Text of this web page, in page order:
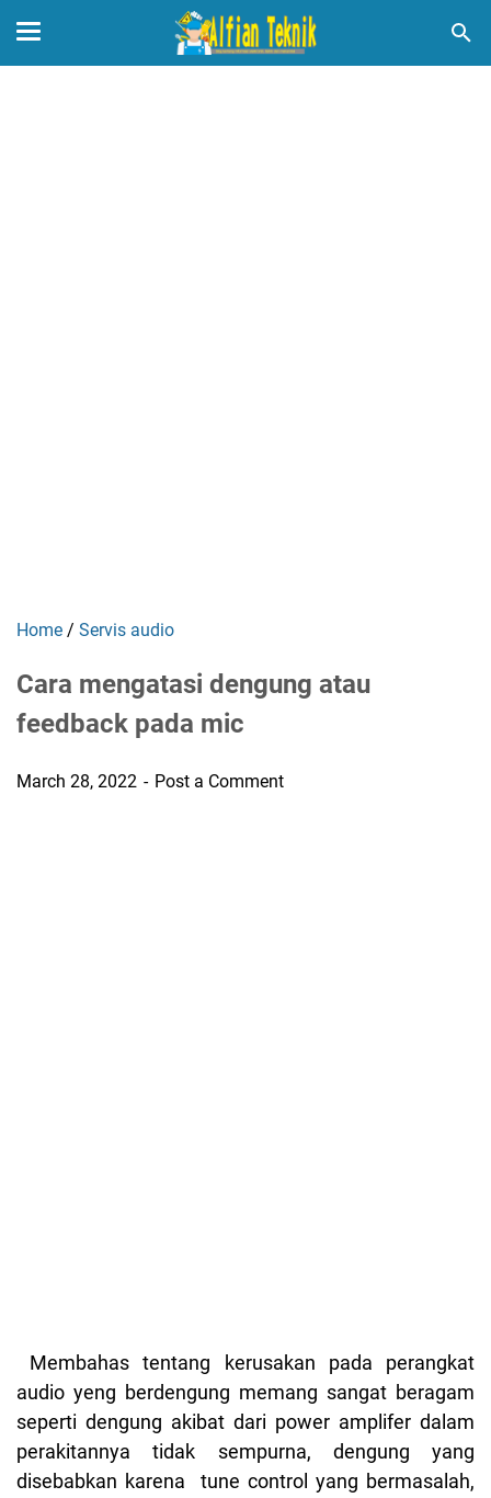
Home / Servis audio
Cara mengatasi dengung atau
feedback pada mic
March 28, 2022 Post a Comment
Membahas tentang kerusakan pada perangkat
audio yeng berdengung memang sangat beragam
seperti dengung akibat dari power amplifer dalam
perakitannya tidak sempurna, dengung yang
disebabkan karena tune control yang bermasalah,